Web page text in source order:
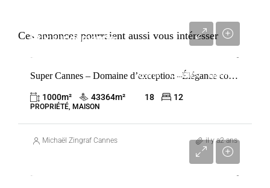
Ces annonces pourraient aussi vous intéresser
VENTE CANNES FRANCE
Prix sur demande
Super Cannes – Domaine d’exception –Élégance contemporaine à l’allure intemporelle.
1000m² 43364m² 18 12
PROPRIÉTÉ, MAISON
Michaël Zingraf Cannes il y a2 ans